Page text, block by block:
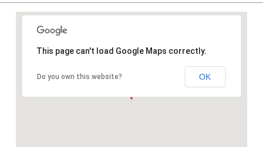
This page can't load Google Maps correctly.
Do you own this website? OK